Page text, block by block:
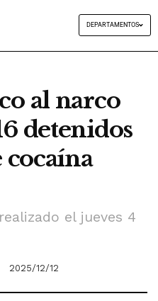
DEPARTAMENTOS
al narco
detenidos
cocaína
el jueves 4
2025/12/12